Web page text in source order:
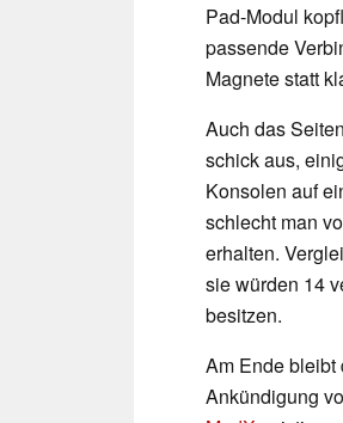
Pad-Modul
passende
Magnete statt
Auch das
schick aus,
Konsolen auf
schlecht man
erhalten.
sie würden 14
besitzen.
Am Ende bleibt
Ankündigung